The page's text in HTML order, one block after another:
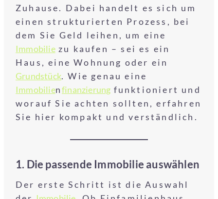
Zuhause. Dabei handelt es sich um
einen strukturierten Prozess, bei
dem Sie Geld leihen, um eine
Immobiliezu kaufen – sei es ein
Haus, eine Wohnung oder ein
Grundstück. Wie genau eine
Immobilienfinanzierung funktioniert und
worauf Sie achten sollten, erfahren
Sie hier kompakt und verständlich.
1. Die passende Immobilie auswählen
Der erste Schritt ist die Auswahl